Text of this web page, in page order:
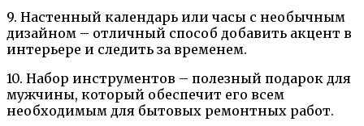
9. Настенный календарь или часы с необычным
дизайном – отличный способ добавить акцент в
интерьере и следить за временем.
10. Набор инструментов – полезный подарок для
мужчины, который обеспечит его всем
необходимым для бытовых ремонтных работ.